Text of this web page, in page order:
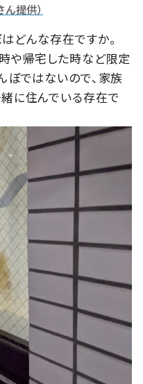
提供）
どんな存在ですか。
や帰宅した時など限定
ぼではないので、家族
に住んでいる存在で